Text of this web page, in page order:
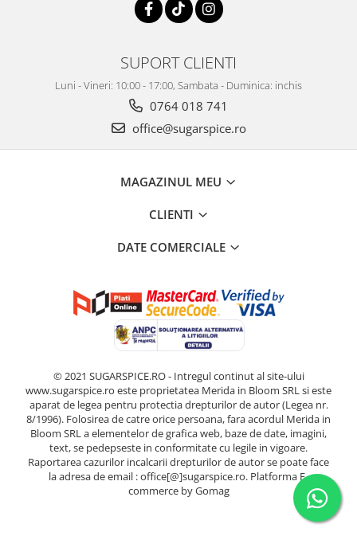
SUPORT CLIENTI
Luni - Vineri: 10:00 - 17:00, Sambata - Duminica: inchis
0764 018 741
office@sugarspice.ro
MAGAZINUL MEU
CLIENTI
DATE COMERCIALE
© 2021 SUGARSPICE.RO - Intregul continut al site-ului
www.sugarspice.ro este proprietatea Merida in Bloom SRL si este
aparat de legea pentru protectia drepturilor de autor (Legea nr.
8/1996). Folosirea de catre orice persoana, fara acordul Merida in
Bloom SRL a elementelor de grafica web, baze de date, imagini,
text, se pedepseste in conformitate cu legile in vigoare.
Raportarea cazurilor incalcarii drepturilor de autor se poate face
la adresa de email : office[@]sugarspice.ro. Platforma E-
commerce by Gomag